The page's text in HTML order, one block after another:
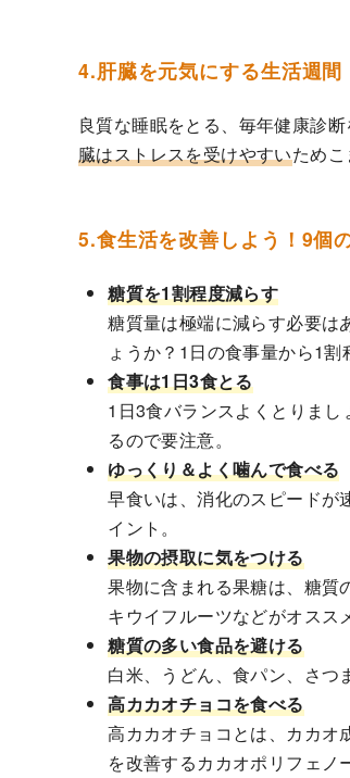
4.肝臓を元気にする生活週間
良質な睡眠をとる、毎年健康診
臓はストレスを受けやすいため
5.食生活を改善しよう！9個
糖質を1割程度減らす
糖質量は極端に減らす必要は
ょうか？1日の食事量から1割
食事は1日3食とる
1日3食バランスよくとりま
るので要注意。
ゆっくり＆よく噛んで食べる
早食いは、消化のスピードが
イント。
果物の摂取に気をつける
果物に含まれる果糖は、糖質
キウイフルーツなどがオスス
糖質の多い食品を避ける
白米、うどん、食パン、さつ
高カカオチョコを食べる
高カカオチョコとは、カカオ
を改善するカカオポリフェ